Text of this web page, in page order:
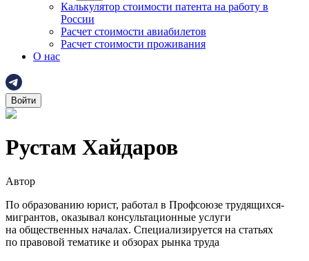
Калькулятор стоимости патента на работу в
России
Расчет стоимости авиабилетов
Расчет стоимости проживания
О нас
Войти
Рустам Хайдаров
Автор
По образованию юрист, работал в Профсоюзе трудящихся-
мигрантов, оказывал консультационные услуги
на общественных началах. Специализируется на статьях
по правовой тематике и обзорах рынка труда